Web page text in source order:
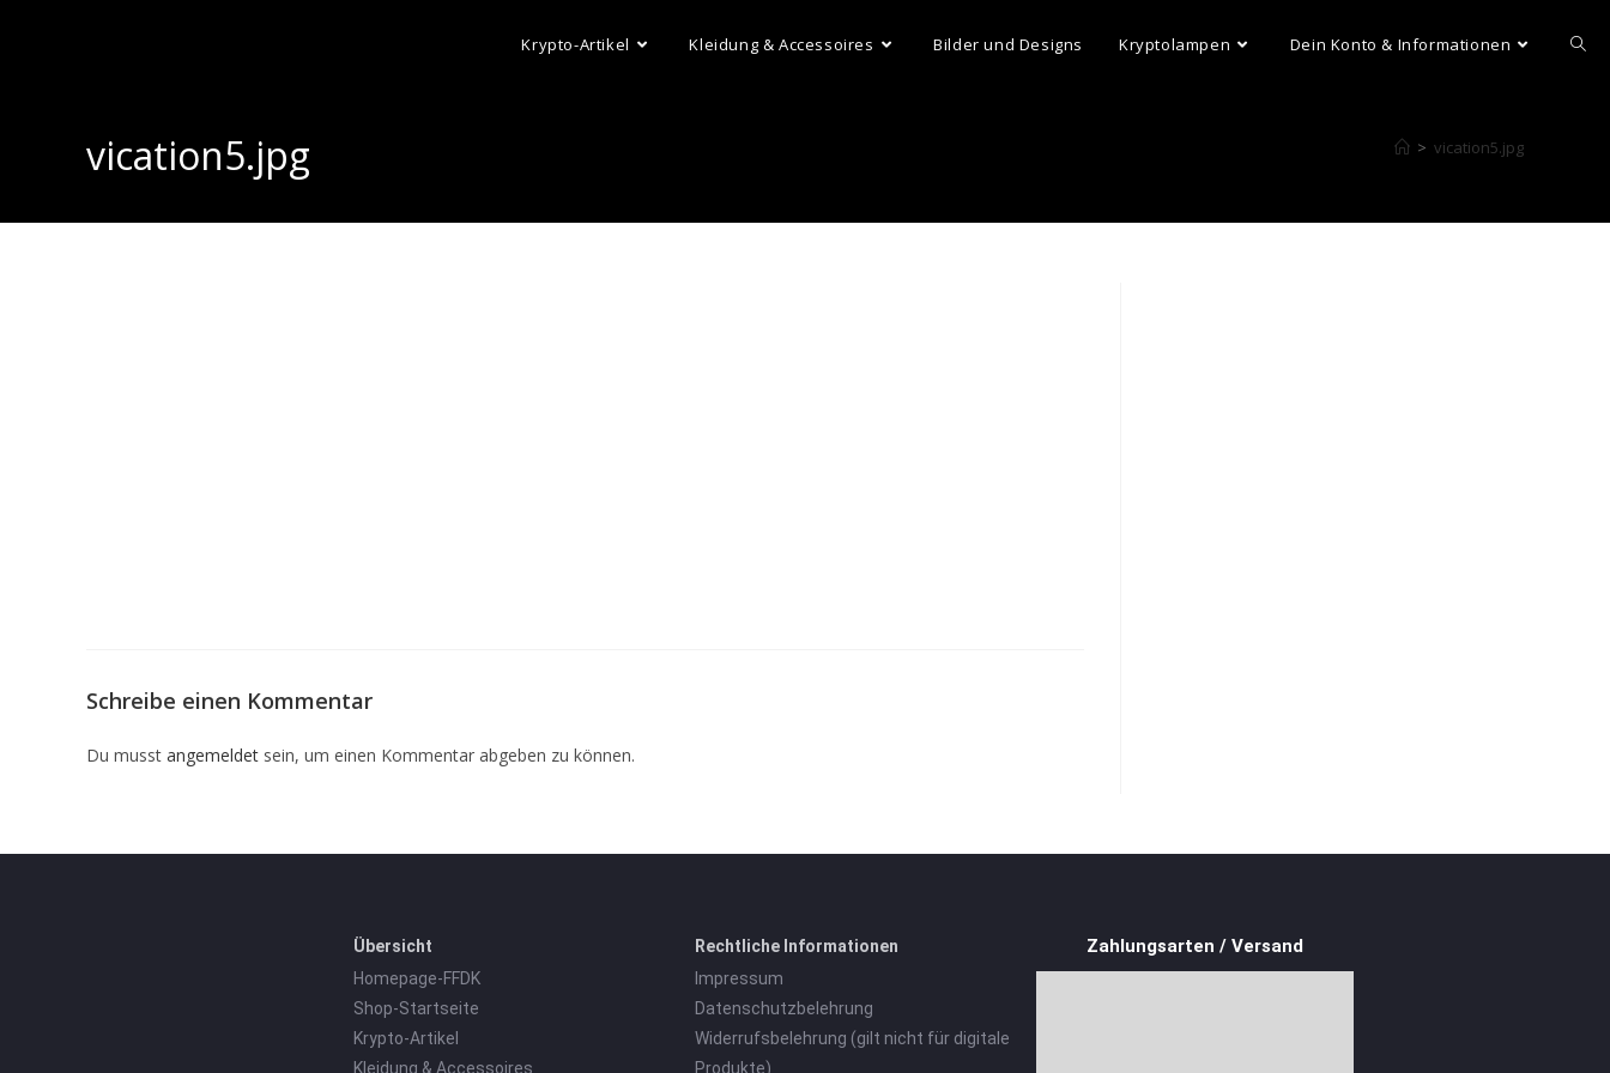
Krypto-Artikel Kleidung & Accessoires Bilder und Designs Kryptolampen Dein Konto & Informationen
vication5.jpg > vication5.jpg
Schreibe einen Kommentar
Du musst angemeldet sein, um einen Kommentar abgeben zu können.
Übersicht
Homepage-FFDK
Shop-Startseite
Krypto-Artikel
Kleidung & Accessoires
Rechtliche Informationen
Impressum
Datenschutzbelehrung
Widerrufsbelehrung (gilt nicht für digitale
Produkte)
Zahlungsarten / Versand